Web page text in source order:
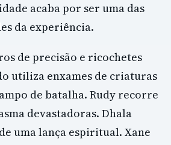
acaba por ser uma das
da experiência.
de precisão e ricochetes
utiliza enxames de criaturas
de batalha. Rudy recorre
devastadoras. Dhala
uma lança espiritual. Xane